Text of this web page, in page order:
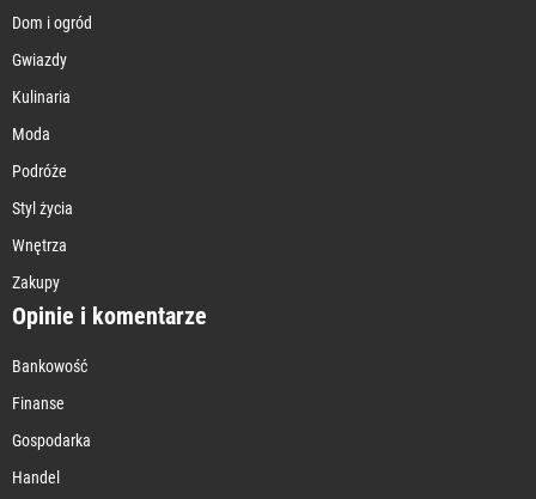
Dom i ogród
Gwiazdy
Kulinaria
Moda
Podróże
Styl życia
Wnętrza
Zakupy
Opinie i komentarze
Bankowość
Finanse
Gospodarka
Handel